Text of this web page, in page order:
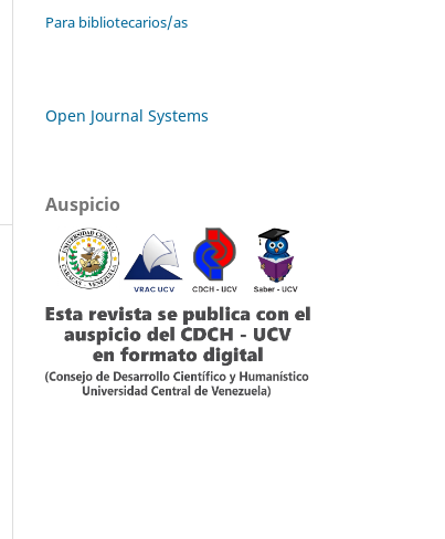
Para bibliotecarios/as
Open Journal Systems
Auspicio